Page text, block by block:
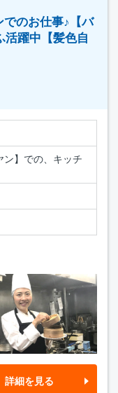
でのお仕事♪【バ
活躍中【髪色自
ン】での、キッチ
詳細を見る